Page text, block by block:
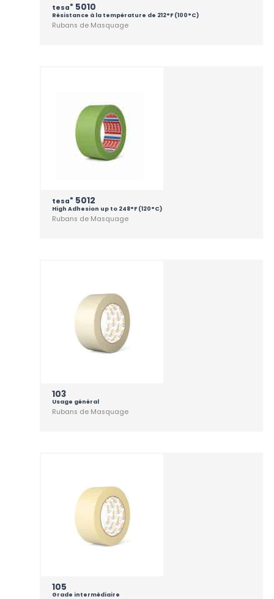
tesa® 5010
Résistance à la température de 212°F (100°C)
Rubans de Masquage
tesa® 5012
High Adhesion up to 248°F (120°C)
Rubans de Masquage
103
Usage général
Rubans de Masquage
105
Grade intermédiaire